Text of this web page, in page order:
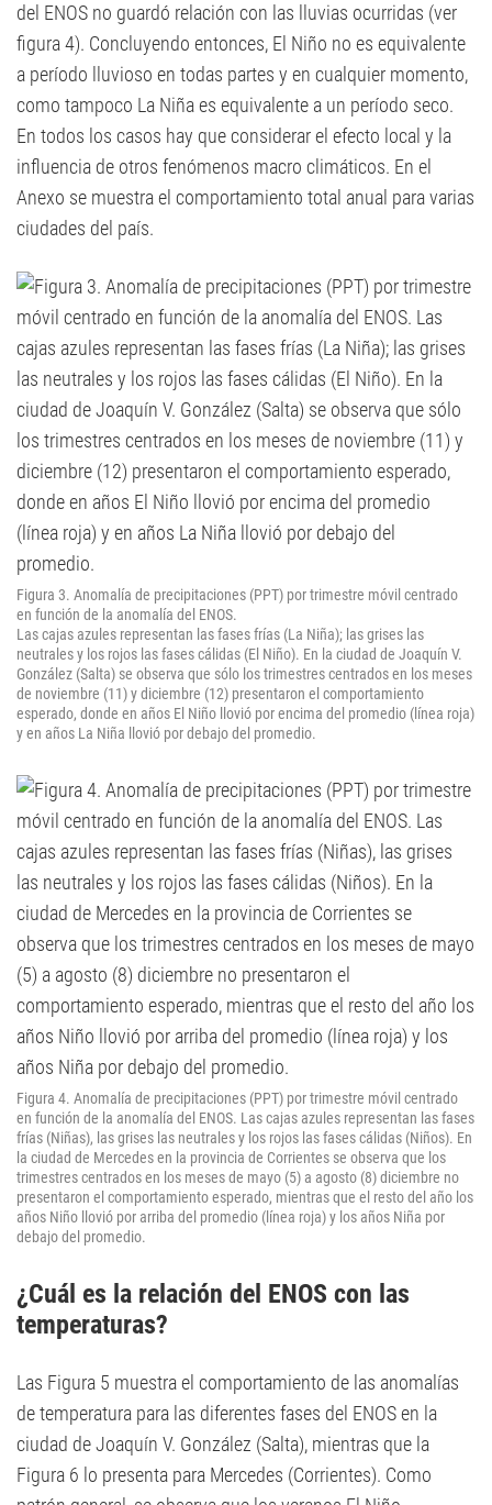
del ENOS no guardó relación con las lluvias ocurridas (ver
figura 4). Concluyendo entonces, El Niño no es equivalente
a período lluvioso en todas partes y en cualquier momento,
como tampoco La Niña es equivalente a un período seco.
En todos los casos hay que considerar el efecto local y la
influencia de otros fenómenos macro climáticos. En el
Anexo se muestra el comportamiento total anual para varias
ciudades del país.
Figura 3. Anomalía de precipitaciones (PPT) por trimestre móvil centrado
en función de la anomalía del ENOS.
Las cajas azules representan las fases frías (La Niña); las grises las
neutrales y los rojos las fases cálidas (El Niño). En la ciudad de Joaquín V.
González (Salta) se observa que sólo los trimestres centrados en los meses
de noviembre (11) y diciembre (12) presentaron el comportamiento
esperado, donde en años El Niño llovió por encima del promedio (línea roja)
y en años La Niña llovió por debajo del promedio.
Figura 4. Anomalía de precipitaciones (PPT) por trimestre móvil centrado
en función de la anomalía del ENOS. Las cajas azules representan las fases
frías (Niñas), las grises las neutrales y los rojos las fases cálidas (Niños). En
la ciudad de Mercedes en la provincia de Corrientes se observa que los
trimestres centrados en los meses de mayo (5) a agosto (8) diciembre no
presentaron el comportamiento esperado, mientras que el resto del año los
años Niño llovió por arriba del promedio (línea roja) y los años Niña por
debajo del promedio.
¿Cuál es la relación del ENOS con las
temperaturas?
Las Figura 5 muestra el comportamiento de las anomalías
de temperatura para las diferentes fases del ENOS en la
ciudad de Joaquín V. González (Salta), mientras que la
Figura 6 lo presenta para Mercedes (Corrientes). Como